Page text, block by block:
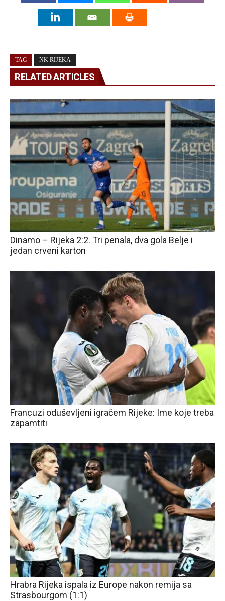
TAG NK RIJEKA
RELATED ARTICLES
Dinamo – Rijeka 2:2. Tri penala, dva gola Belje i
jedan crveni karton
Francuzi oduševljeni igračem Rijeke: Ime koje treba
zapamtiti
Hrabra Rijeka ispala iz Europe nakon remija sa
Strasbourgom (1:1)